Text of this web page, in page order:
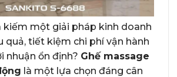
kiếm một giải pháp kinh doanh
quả, tiết kiệm chi phí vận hành
nhuận ổn định? Ghế massage
là một lựa chọn đáng cân